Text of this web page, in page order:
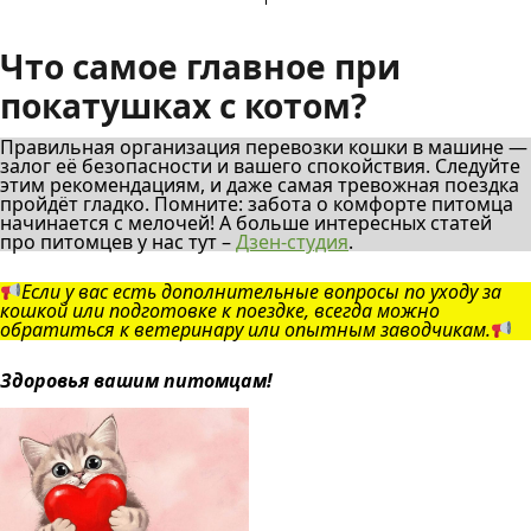
Что самое главное при
покатушках с котом?
Правильная организация перевозки кошки в машине —
залог её безопасности и вашего спокойствия. Следуйте
этим рекомендациям, и даже самая тревожная поездка
пройдёт гладко. Помните: забота о комфорте питомца
начинается с мелочей! А больше интересных статей
про питомцев у нас тут –Дзен-студия.
Если у вас есть дополнительные вопросы по уходу за
кошкой или подготовке к поездке, всегда можно
обратиться к ветеринару или опытным заводчикам.
Здоровья вашим питомцам!